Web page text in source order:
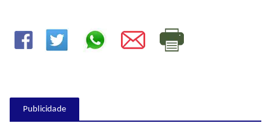
Publicidade